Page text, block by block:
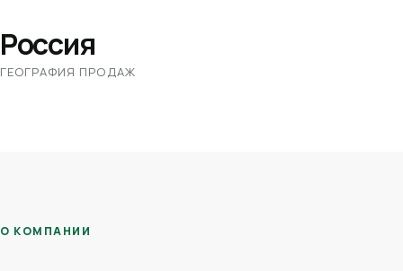
Россия
ГЕОГРАФИЯ ПРОДАЖ
О КОМПАНИИ